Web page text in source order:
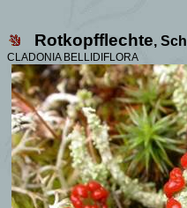
Rotkopfflechte,
CLADONIA BELLIDIFLORA